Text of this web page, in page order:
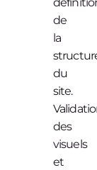
de
la
du
site.
des
visuels
et